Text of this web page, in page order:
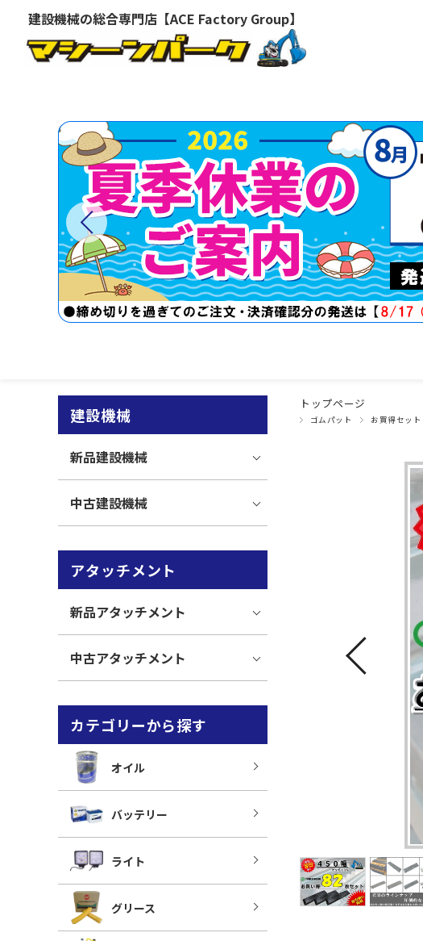
建設機械の総合専門店【ACE Factory Group】
トップページ
ゴムパット お買得セット
建設機械
新品建設機械
中古建設機械
アタッチメント
新品アタッチメント
中古アタッチメント
カテゴリーから探す
オイル
バッテリー
ライト
グリース